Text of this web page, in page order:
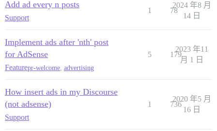
Add ad every n posts
Support
1 78
2024 年8 月
14 日
Implement ads after 'nth' post
for AdSense
Featurepr-welcome advertising
5 179
2023 年11
月 1 日
How insert ads in my Discourse
(not adsense)
Support
1 736
2020 年5 月
16 日